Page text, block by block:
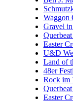
Waggon
Gravel
Easter
U&D
Land of
48er
Rock im
Easter